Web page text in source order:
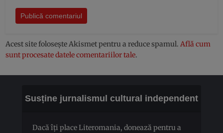
Acest site folosește Akismet pentru a reduce spamul.Află cum
sunt procesate datele comentariilor tale.
Susține jurnalismul cultural independent
Dacă îți place Literomania, donează pentru a